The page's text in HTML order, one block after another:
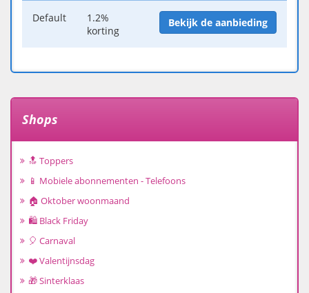
Default
1.2%
korting
Bekijk de aanbieding
Shops
🔝 Toppers
📱 Mobiele abonnementen - Telefoons
🏠 Oktober woonmaand
🛍️ Black Friday
🎈 Carnaval
❤️ Valentijnsdag
🎁 Sinterklaas